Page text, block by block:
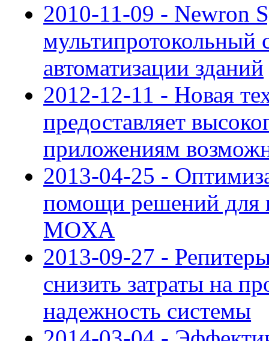
2010-11-09 - Newron
мультипротокольный
автоматизации зданий
2012-12-11 - Новая
предоставляет
приложениям
2013-04-25 -
помощи решений для
MOXA
2013-09-27 -
снизить затраты на
надежность системы